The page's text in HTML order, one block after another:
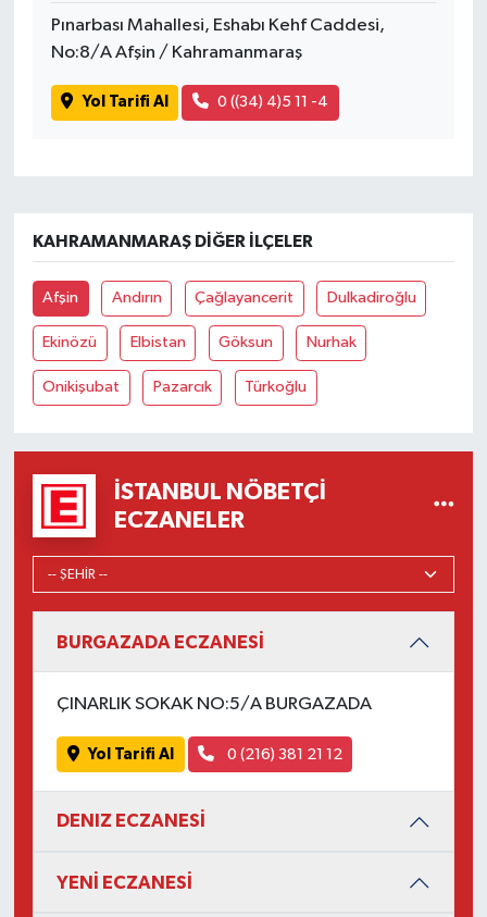
Pınarbası Mahallesi, Eshabı Kehf Caddesi,
No:8/A Afşin / Kahramanmaraş
Yol Tarifi Al 0 ((34) 4)5 11 -4
KAHRAMANMARAŞ DIĞER İLÇELER
Afşin Andırın Çağlayancerit Dulkadiroğlu
Ekinözü Elbistan Göksun Nurhak
Onikişubat Pazarcık Türkoğlu
İSTANBUL NÖBETÇI
ECZANELER
BURGAZADA ECZANESİ
ÇINARLIK SOKAK NO:5/A BURGAZADA
Yol Tarifi Al 0 (216) 381 21 12
DENIZ ECZANESİ
YENİ ECZANESİ